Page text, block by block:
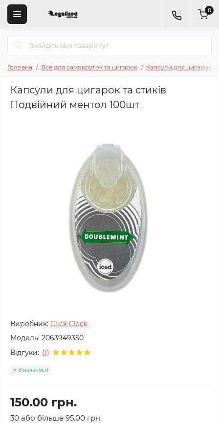
0
Головна Все для самокруток та цигарок Капсули для цигарок
Капсули для цигарок та стиків
Подвійний ментол 100шт
Виробник: Click Clack
Модель: 2063949350
Відгуки: (1)
В наявності
150.00 грн.
30 або більше 95.00 грн.